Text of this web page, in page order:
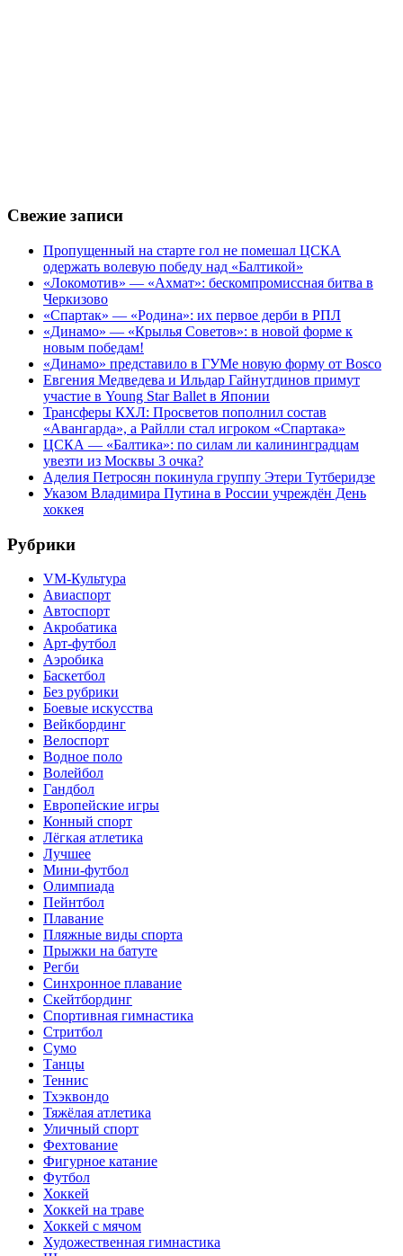
Свежие записи
Пропущенный на старте гол не помешал ЦСКА
одержать волевую победу над «Балтикой»
«Локомотив» — «Ахмат»: бескомпромиссная битва в
Черкизово
«Спартак» — «Родина»: их первое дерби в РПЛ
«Динамо» — «Крылья Советов»: в новой форме к
новым победам!
«Динамо» представило в ГУМе новую форму от Bosco
Евгения Медведева и Ильдар Гайнутдинов примут
участие в Young Star Ballet в Японии
Трансферы КХЛ: Просветов пополнил состав
«Авангарда», а Райлли стал игроком «Спартака»
ЦСКА — «Балтика»: по силам ли калининградцам
увезти из Москвы 3 очка?
Аделия Петросян покинула группу Этери Тутберидзе
Указом Владимира Путина в России учреждён День
хоккея
Рубрики
VM-Культура
Авиаспорт
Автоспорт
Акробатика
Арт-футбол
Аэробика
Баскетбол
Без рубрики
Боевые искусства
Вейкбординг
Велоспорт
Водное поло
Волейбол
Гандбол
Европейские игры
Конный спорт
Лёгкая атлетика
Лучшее
Мини-футбол
Олимпиада
Пейнтбол
Плавание
Пляжные виды спорта
Прыжки на батуте
Регби
Синхронное плавание
Скейтбординг
Спортивная гимнастика
Стритбол
Сумо
Танцы
Теннис
Тхэквондо
Тяжёлая атлетика
Уличный спорт
Фехтование
Фигурное катание
Футбол
Хоккей
Хоккей на траве
Хоккей с мячом
Художественная гимнастика